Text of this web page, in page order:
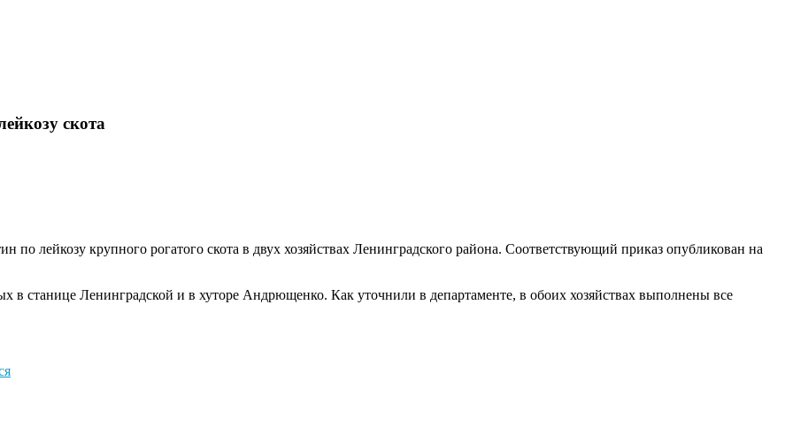
скота
по лейкозу крупного рогатого скота в двух хозяйствах Ленинградского района. Соответствующий приказ опубликован на
в станице Ленинградской и в хуторе Андрющенко. Как уточнили в департаменте, в обоих хозяйствах выполнены все